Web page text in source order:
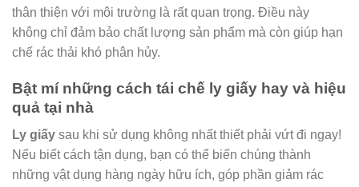
thân thiện với môi trường là rất quan trọng. Điều này
không chỉ đảm bảo chất lượng sản phẩm mà còn giúp hạn
chế rác thải khó phân hủy.
Bật mí những cách tái chế ly giấy hay và hiệu
quả tại nhà
Ly giấy sau khi sử dụng không nhất thiết phải vứt đi ngay!
Nếu biết cách tận dụng, bạn có thể biến chúng thành
những vật dụng hàng ngày hữu ích, góp phần giảm rác